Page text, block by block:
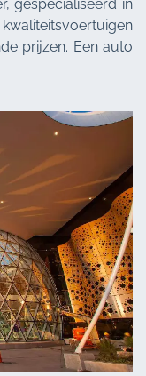
gespecialiseerd in
prijzen. Een auto